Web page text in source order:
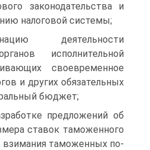
законодательства и
налоговой системы;
деятельности
исполни­тельной
своевременное
и других обязательных
бюджет;
предложений об
ставок таможенного
взимания таможенных по­